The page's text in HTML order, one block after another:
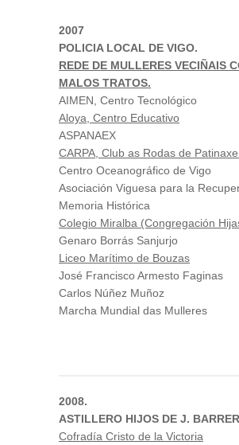
2007
POLICIA LOCAL DE VIGO.
REDE DE MULLERES VECIÑAIS
MALOS TRATOS.
AIMEN, Centro Tecnológico
Aloya, Centro Educativo
ASPANAEX
CARPA, Club as Rodas de
Centro Oceanográfico de Vigo
Asociación Viguesa para la
Memoria Histórica
Colegio Miralba (Congregación
Genaro Borrás Sanjurjo
Liceo Marítimo de Bouzas
José Francisco Armesto Faginas
Carlos Núñez Muñoz
Marcha Mundial das Mulleres
2008.
ASTILLERO HIJOS DE J.
Cofradía Cristo de la Victoria